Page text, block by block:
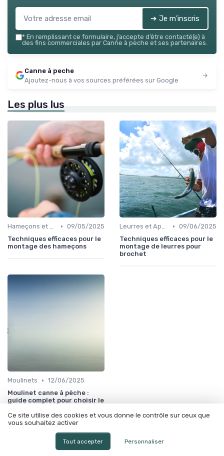
➔ Je m'inscris
* En remplissant ce formulaire, j’accepte d’être contacté(e) à
des fins commerciales par Canne à peche et ses partenaires.
Canne à peche
Ajoutez-nous à vos sources préférées sur Google
Les plus lus
Hameçons et Montages • 09/05/2025
Techniques efficaces pour le
montage des hameçons
Leurres et Appâts • 09/06/2025
Techniques efficaces pour le
montage de leurres pour
brochet
Moulinets • 12/06/2025
Moulinet canne à pêche :
guide complet pour choisir le
À lire aussi
Ce site utilise des cookies et vous donne le contrôle sur ceux que
vous souhaitez activer
Tout accepter Personnaliser